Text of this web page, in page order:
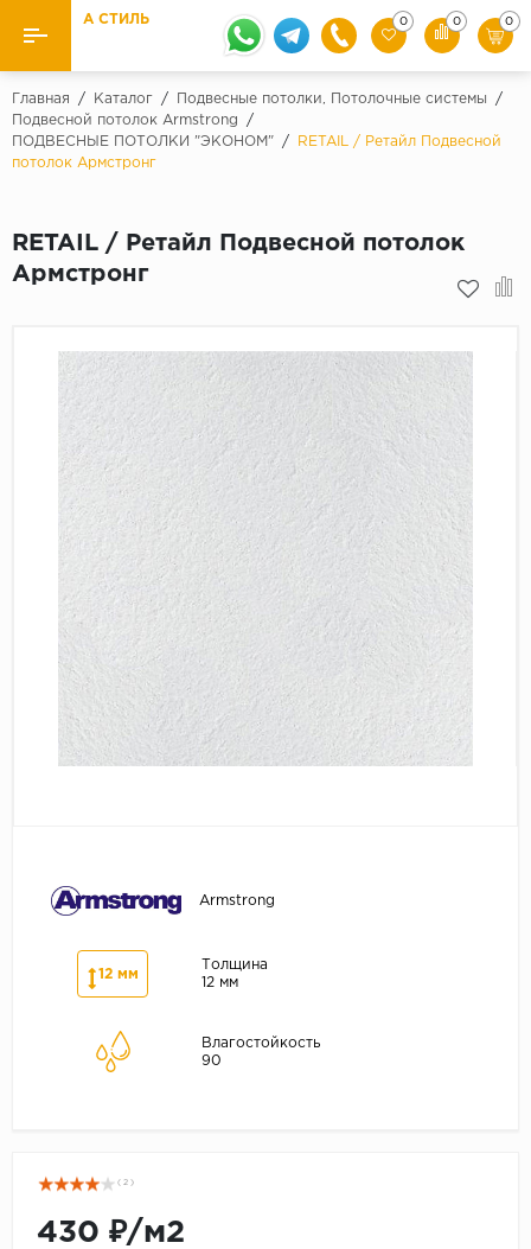
Назад
Ламинат
Назад
Бренды
Quick Step
31 класс
33 класс
Палитра
Серый
Бежевый
Дуб светлый
Коричневый
Австрия
Ковролин и ковровая плитка
Линолеум
Плинтус
Кварцевый ламинат SPC
Подложка под паркет и ламинат
А СТИЛЬ 0 0 0
Главная / Каталог / Подвесные потолки, Потолочные системы
/
Подвесной потолок Armstrong
/
ПОДВЕСНЫЕ ПОТОЛКИ "ЭКОНОМ"
/
RETAIL / Ретайл Подвесной
потолок Армстронг
RETAIL / Ретайл Подвесной потолок
Армстронг
Armstrong
12 мм
Толщина
12 мм
Влагостойкость
90
( 2 )
430 ₽/м2